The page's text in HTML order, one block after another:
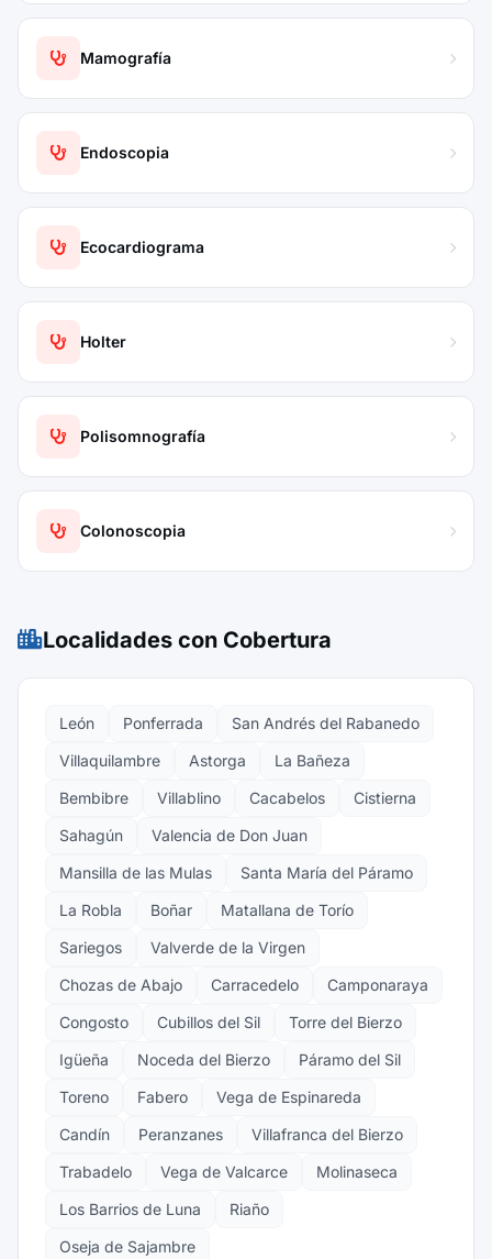
Mamografía
Endoscopia
Ecocardiograma
Holter
Polisomnografía
Colonoscopia
Localidades con Cobertura
León Ponferrada
San Andrés del Rabanedo
Villaquilambre
Astorga
La Bañeza
Bembibre
Villablino Cacabelos
Cistierna
Sahagún
Valencia de Don Juan
Mansilla de las Mulas
Santa María del Páramo
La Robla
Boñar
Matallana de Torío
Sariegos
Valverde de la Virgen
Chozas de Abajo
Carracedelo
Camponaraya
Congosto
Cubillos del Sil
Torre del Bierzo
Igüeña
Noceda del Bierzo
Páramo del Sil
Toreno
Fabero
Vega de Espinareda
Candín
Peranzanes
Villafranca del Bierzo
Trabadelo
Vega de Valcarce
Molinaseca
Los Barrios de Luna
Riaño
Oseja de Sajambre